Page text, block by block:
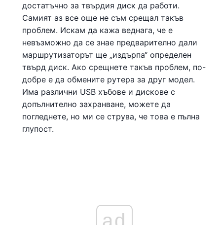
достатъчно за твърдия диск да работи.
Самият аз все още не съм срещал такъв
проблем. Искам да кажа веднага, че е
невъзможно да се знае предварително дали
маршрутизаторът ще „издърпа“ определен
твърд диск. Ако срещнете такъв проблем, по-
добре е да обмените рутера за друг модел.
Има различни USB хъбове и дискове с
допълнително захранване, можете да
погледнете, но ми се струва, че това е пълна
глупост.
ad